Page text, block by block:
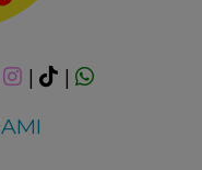
|
|